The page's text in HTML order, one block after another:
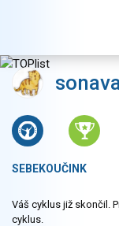
SEBEKOUČINK
Váš cyklus již skončil.
cyklus.